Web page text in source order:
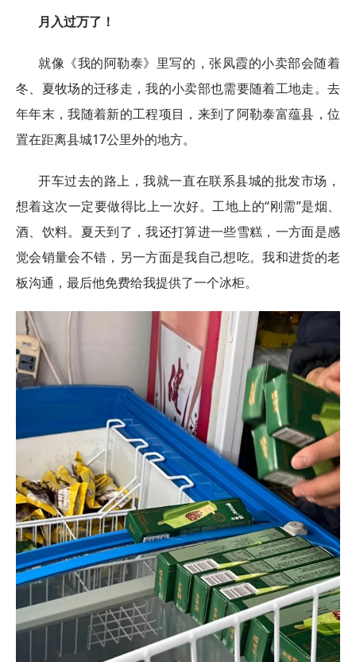
月入过万了！
就像《我的阿勒泰》里写的，张凤霞的小卖部会随着
冬、夏牧场的迁移走，我的小卖部也需要随着工地走。去
年年末，我随着新的工程项目，来到了阿勒泰富蕴县，位
置在距离县城17公里外的地方。
开车过去的路上，我就一直在联系县城的批发市场，
想着这次一定要做得比上一次好。工地上的“刚需”是烟、
酒、饮料。夏天到了，我还打算进一些雪糕，一方面是感
觉会销量会不错，另一方面是我自己想吃。我和进货的老
板沟通，最后他免费给我提供了一个冰柜。